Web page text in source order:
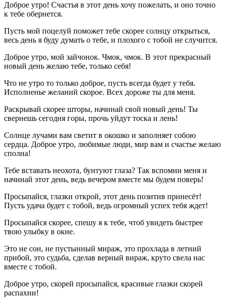
Доброе утро! Счастья в этот день хочу пожелать, и оно точно
к тебе обернется.
Пусть мой поцелуй поможет тебе скорее солнцу открыться,
весь день я буду думать о тебе, и плохого с тобой не случится.
Доброе утро, мой зайчонок. Чмок, чмок. В этот прекрасный
новый день желаю тебе, только себя!
Что не утро то только доброе, пусть всегда будет у тебя.
Исполненье желаний скорое. Всех дороже ты для меня.
Раскрывай скорее шторы, начинай свой новый день! Ты
свернешь сегодня горы, прочь уйдут тоска и лень!
Солнце лучами вам светит в окошко и заполняет собою
сердца. Доброе утро, любимые люди, мир вам и счастье желаю
сполна!
Тебе вставать неохота, бунтуют глаза? Так вспомни меня и
начинай этот день, ведь вечером вместе мы будем поверь!
Просыпайся, глазки открой, этот день позитив принесёт!
Пусть удача будет с тобой, ведь огромный успех тебя ждет!
Просыпайся скорее, спешу я к тебе, чтоб увидеть быстрее
твою улыбку в окне.
Это не сон, не пустынный мираж, это прохлада в летний
прибой, это судьба, сделав верный вираж, круто свела нас
вместе с тобой.
Доброе утро, скорей просыпайся, красивые глазки скорей
распахни!